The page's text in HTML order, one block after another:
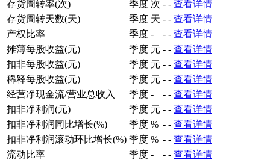
存货周转率(次) 季度 次 - - 查看详情
存货周转天数(天)
季度 天 - - 查看详情
产权比率
季度 - - - 查看详情
摊薄每股收益(元)
季度 元 - - 查看详情
扣非每股收益(元)
季度 元 - - 查看详情
稀释每股收益(元)
季度 元 - - 查看详情
经营净现金流/营业总收入
季度 - - - 查看详情
扣非净利润(元)
季度 元 - - 查看详情
扣非净利润同比增长(%)
季度 % - - 查看详情
扣非净利润滚动环比增长(%) 季度 % - - 查看详情
流动比率
季度 - - - 查看详情